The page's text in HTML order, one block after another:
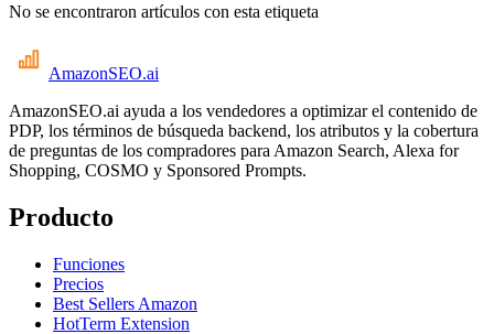
No se encontraron artículos con esta etiqueta
AmazonSEO.ai
AmazonSEO.ai ayuda a los vendedores a optimizar el contenido de
PDP, los términos de búsqueda backend, los atributos y la cobertura
de preguntas de los compradores para Amazon Search, Alexa for
Shopping, COSMO y Sponsored Prompts.
Producto
Funciones
Precios
Best Sellers Amazon
HotTerm Extension